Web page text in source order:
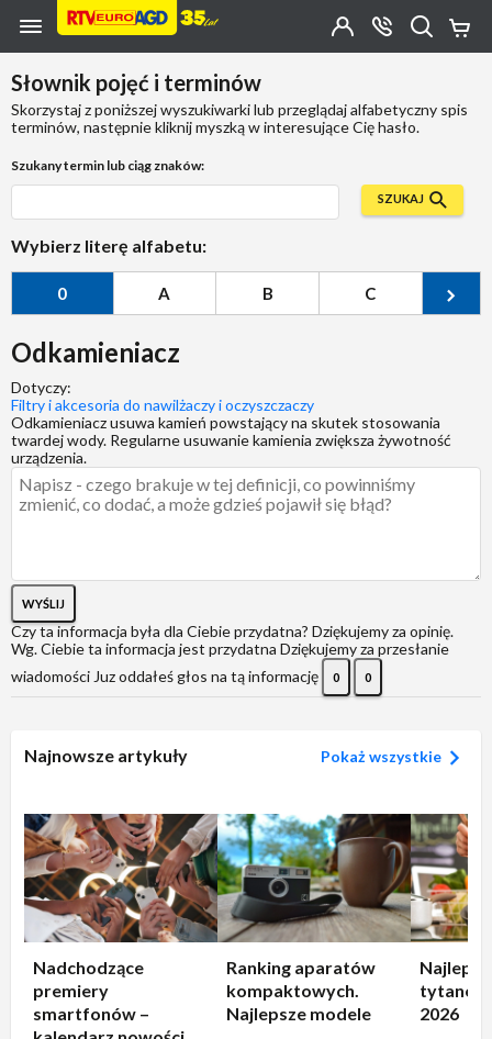
Przejdź do zawartości strony
Przejdź do wyszukiwarki
Przejdź do kategorii
Przejdź do stopki
OTWÓRZ
MENU
Moje
Konto
szukasz?
Słownik pojęć i terminów
Skorzystaj z poniższej wyszukiwarki lub przeglądaj alfabetyczny spis
terminów, następnie kliknij myszką w interesujące Cię hasło.
Szukany termin lub ciąg znaków:
SZUKAJ
Wybierz literę alfabetu:
0 A B C
Odkamieniacz
Dotyczy:
Filtry i akcesoria do nawilżaczy i oczyszczaczy
Odkamieniacz usuwa kamień powstający na skutek stosowania
twardej wody. Regularne usuwanie kamienia zwiększa żywotność
urządzenia.
WYŚLIJ
Czy ta informacja była dla Ciebie przydatna? Dziękujemy za opinię.
Wg. Ciebie ta informacja jest przydatna Dziękujemy za przesłanie
wiadomości Juz oddałeś głos na tą informację 0 0
Najnowsze artykuły Pokaż wszystkie
Nadchodzące
premiery
smartfonów –
Ranking aparatów
kompaktowych.
Najlepsze modele
2026